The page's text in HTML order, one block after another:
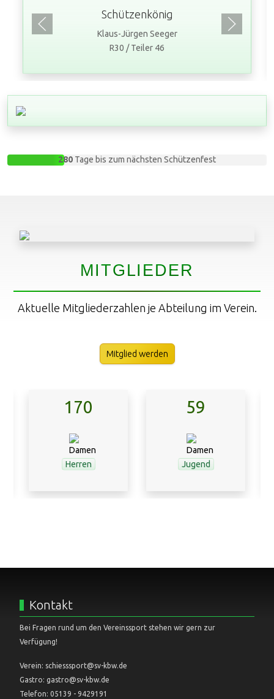
Schützenkönig
Klaus-Jürgen Seeger
R30 / Teiler 46
280 Tage bis zum nächsten Schützenfest
MITGLIEDER
Aktuelle Mitgliederzahlen je Abteilung im Verein.
Mitglied werden
170
Herren
59
Jugend
Kontakt
Bei Fragen rund um den Vereinssport stehen wir gern zur
Verfügung!
Verein: schiesssport@sv-kbw.de
Gastro: gastro@sv-kbw.de
Telefon: 05139 - 9429191